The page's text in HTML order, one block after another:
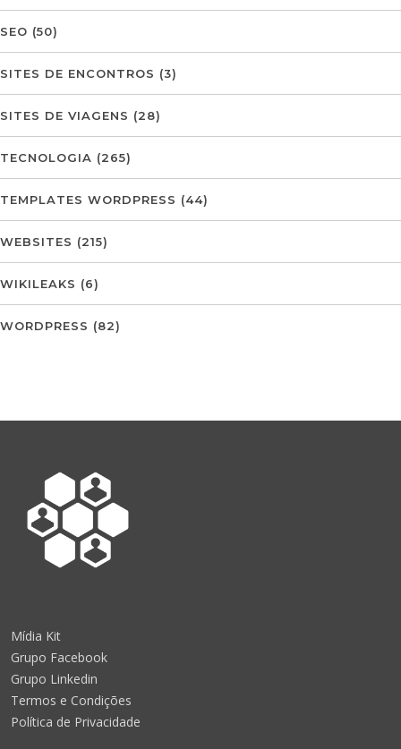
SEO (50)
SITES DE ENCONTROS (3)
SITES DE VIAGENS (28)
TECNOLOGIA (265)
TEMPLATES WORDPRESS (44)
WEBSITES (215)
WIKILEAKS (6)
WORDPRESS (82)
Mídia Kit
Grupo Facebook
Grupo Linkedin
Termos e Condições
Política de Privacidade